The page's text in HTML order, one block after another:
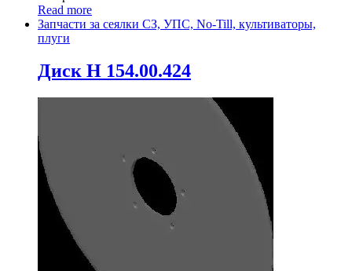
Read more
Запчасти за сеялки СЗ, УПС, No-Till, культиваторы,
плуги
Диск Н 154.00.424